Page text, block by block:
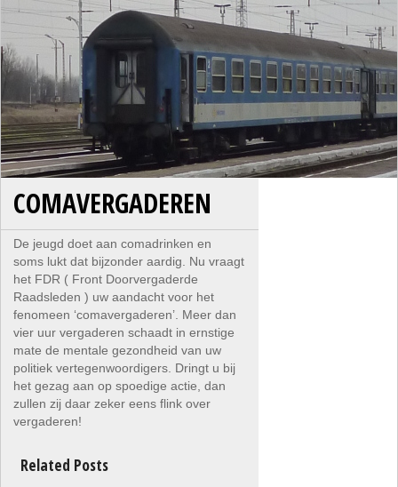
COMAVERGADEREN
De jeugd doet aan comadrinken en
soms lukt dat bijzonder aardig. Nu vraagt
het FDR ( Front Doorvergaderde
Raadsleden ) uw aandacht voor het
fenomeen ‘comavergaderen’. Meer dan
vier uur vergaderen schaadt in ernstige
mate de mentale gezondheid van uw
politiek vertegenwoordigers. Dringt u bij
het gezag aan op spoedige actie, dan
zullen zij daar zeker eens flink over
vergaderen!
Related Posts